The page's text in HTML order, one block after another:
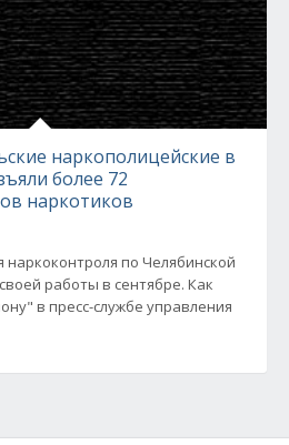
наркополицейские в
более 72
наркотиков
наркоконтроля по Челябинской
работы в сентябре. Как
в пресс-службе управления